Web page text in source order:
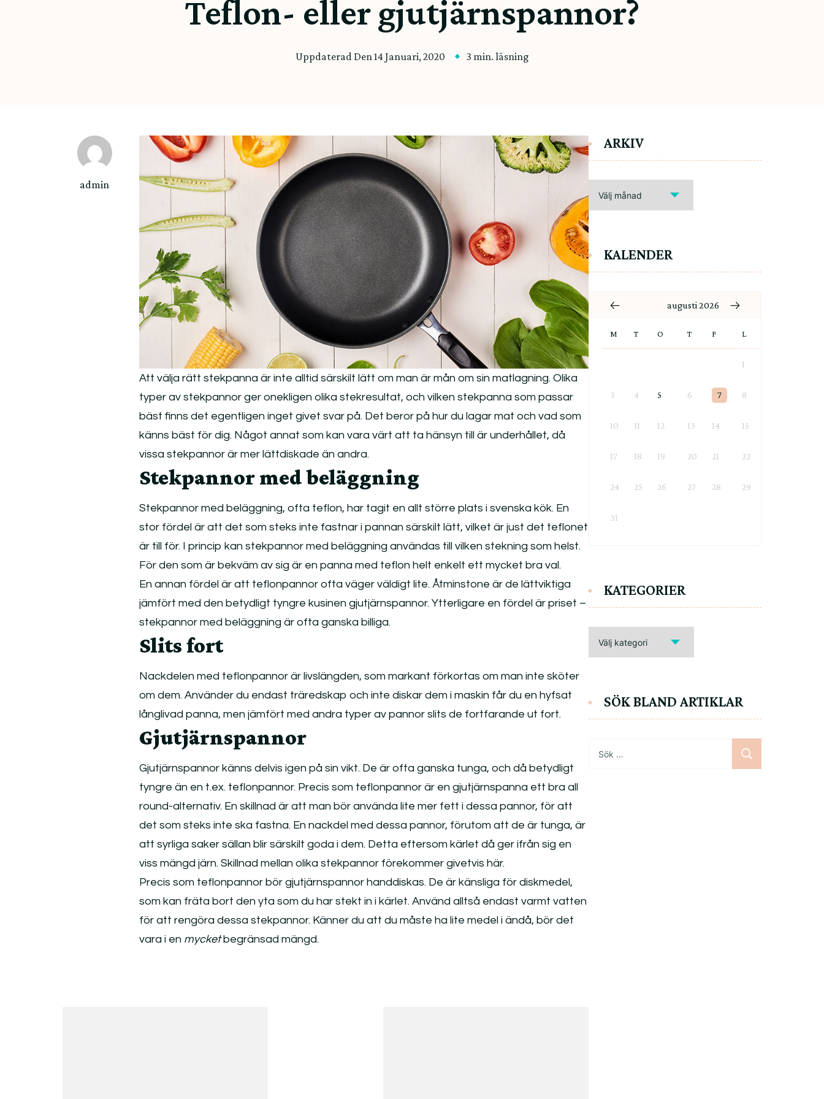
Teflon- eller gjutjärnspannor?
Uppdaterad Den14 Januari, 2020 3 min. läsning
admin
Att välja rätt stekpanna är inte alltid särskilt lätt om man är mån om sin matlagning. Olika
typer av stekpannor ger onekligen olika stekresultat, och vilken stekpanna som passar
bäst finns det egentligen inget givet svar på. Det beror på hur du lagar mat och vad som
känns bäst för dig. Något annat som kan vara värt att ta hänsyn till är underhållet, då
vissa stekpannor är mer lättdiskade än andra.
Stekpannor med beläggning
Stekpannor med beläggning, ofta teflon, har tagit en allt större plats i svenska kök. En
stor fördel är att det som steks inte fastnar i pannan särskilt lätt, vilket är just det teflonet
är till för. I princip kan stekpannor med beläggning användas till vilken stekning som helst.
För den som är bekväm av sig är en panna med teflon helt enkelt ett mycket bra val.
En annan fördel är att teflonpannor ofta väger väldigt lite. Åtminstone är de lättviktiga
jämfört med den betydligt tyngre kusinen gjutjärnspannor. Ytterligare en fördel är priset –
stekpannor med beläggning är ofta ganska billiga.
Slits fort
Nackdelen med teflonpannor är livslängden, som markant förkortas om man inte sköter
om dem. Använder du endast träredskap och inte diskar dem i maskin får du en hyfsat
långlivad panna, men jämfört med andra typer av pannor slits de fortfarande ut fort.
Gjutjärnspannor
Gjutjärnspannor känns delvis igen på sin vikt. De är ofta ganska tunga, och då betydligt
tyngre än en t.ex. teflonpannor. Precis som teflonpannor är en gjutjärnspanna ett bra all
round-alternativ. En skillnad är att man bör använda lite mer fett i dessa pannor, för att
det som steks inte ska fastna. En nackdel med dessa pannor, förutom att de är tunga, är
att syrliga saker sällan blir särskilt goda i dem. Detta eftersom kärlet då ger ifrån sig en
viss mängd järn. Skillnad mellan olika stekpannor förekommer givetvis här.
Precis som teflonpannor bör gjutjärnspannor handdiskas. De är känsliga för diskmedel,
som kan fräta bort den yta som du har stekt in i kärlet. Använd alltså endast varmt vatten
för att rengöra dessa stekpannor. Känner du att du måste ha lite medel i ändå, bör det
vara i en mycketbegränsad mängd.
ARKIV
KALENDER
augusti 2026
M T O T F L
1
3 4 5 6 7 8
10 11 12 13 14 15
17 18 19 20 21 22
24 25 26 27 28 29
31
KATEGORIER
SÖK BLAND ARTIKLAR
efter: